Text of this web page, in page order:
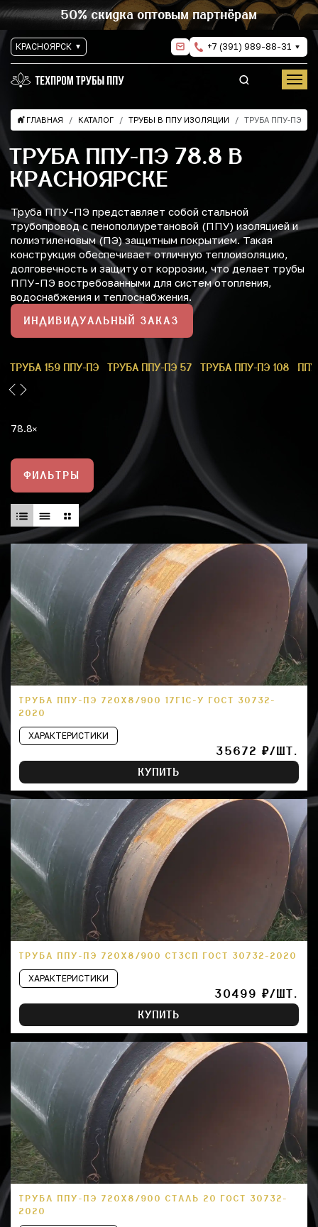
50% скидка оптовым партнёрам
КРАСНОЯРСК +7 (391) 989-88-31
ГЛАВНАЯ КАТАЛОГ ТРУБЫ В ППУ ИЗОЛЯЦИИ ТРУБА ППУ-ПЭ
ТРУБА ППУ-ПЭ 78.8 В
КРАСНОЯРСКЕ
Труба ППУ-ПЭ представляет собой стальной
трубопровод с пенополиуретановой (ППУ) изоляцией и
полиэтиленовым (ПЭ) защитным покрытием. Такая
конструкция обеспечивает отличную теплоизоляцию,
долговечность и защиту от коррозии, что делает трубы
ППУ-ПЭ востребованными для систем отопления,
водоснабжения и теплоснабжения.
ИНДИВИДУАЛЬНЫЙ ЗАКАЗ
ТРУБА 159 ППУ-ПЭ ТРУБА ППУ-ПЭ 57 ТРУБА ППУ-ПЭ 108
78.8
ФИЛЬТРЫ
ТРУБА ППУ-ПЭ 720Х8/900 17Г1С-У ГОСТ 30732-
2020
ХАРАКТЕРИСТИКИ
35672 ₽/ШТ.
КУПИТЬ
ТРУБА ППУ-ПЭ 720Х8/900 СТ3СП ГОСТ 30732-2020
ХАРАКТЕРИСТИКИ
30499 ₽/ШТ.
КУПИТЬ
ТРУБА ППУ-ПЭ 720Х8/900 СТАЛЬ 20 ГОСТ 30732-
2020